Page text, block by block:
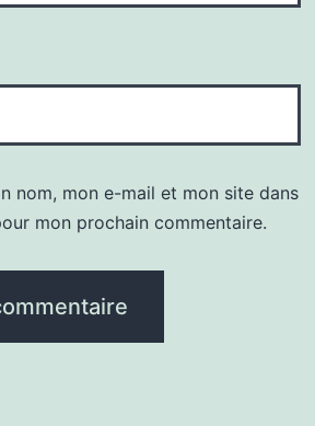
nom, mon e-mail et mon site dans
mon prochain commentaire.